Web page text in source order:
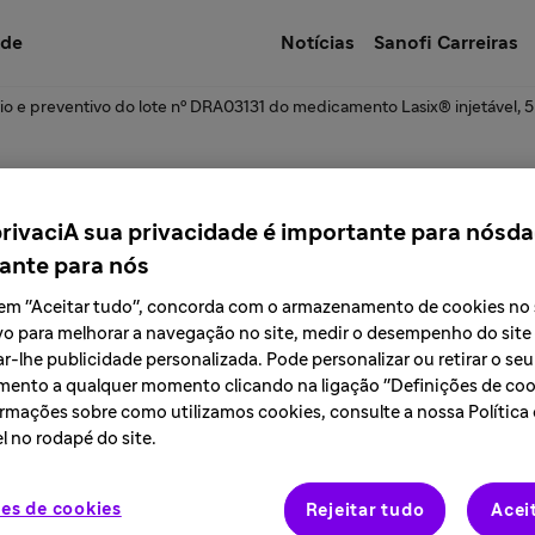
Notícias Sanofi Carreiras
e preventivo do lote nº DRA03131 do medicamento Lasix® injetável,
a
oral e
sua privacidade é importante para
para nós
"Aceitar tudo", concorda com o armazenamento de cookies no
para melhorar a navegação no site, medir o desempenho do site
lhe publicidade personalizada. Pode personalizar ou retirar o seu
a qualquer momento clicando na ligação "Definições de
sobre como utilizamos cookies, consulte a nossa Política
no rodapé do site.
de cookies Rejeitar tudo